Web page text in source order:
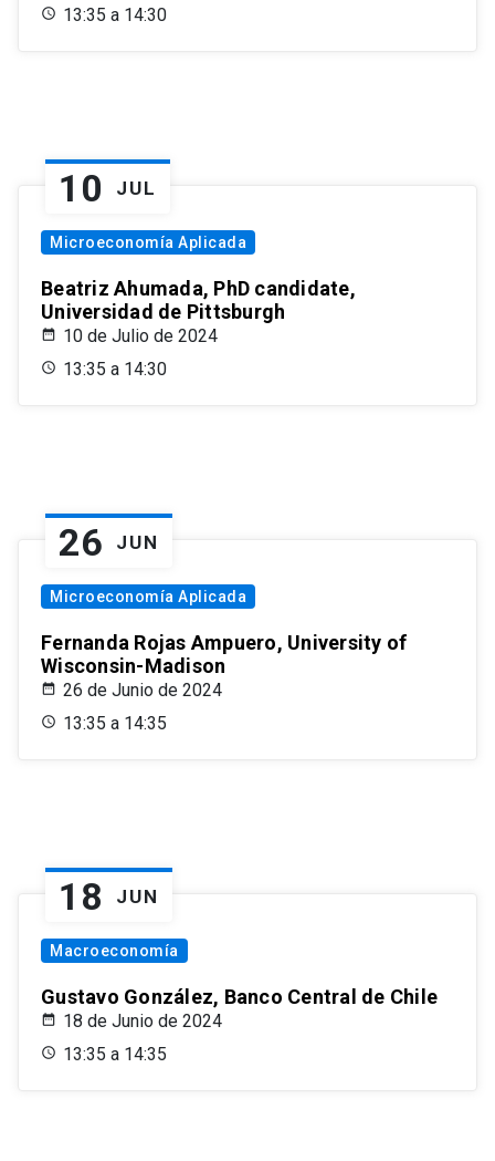
13:35 a 14:30
10 JUL
Microeconomía Aplicada
Beatriz Ahumada, PhD candidate,
Universidad de Pittsburgh
10 de Julio de 2024
13:35 a 14:30
26 JUN
Microeconomía Aplicada
Fernanda Rojas Ampuero, University of
Wisconsin-Madison
26 de Junio de 2024
13:35 a 14:35
18 JUN
Macroeconomía
Gustavo González, Banco Central de Chile
18 de Junio de 2024
13:35 a 14:35